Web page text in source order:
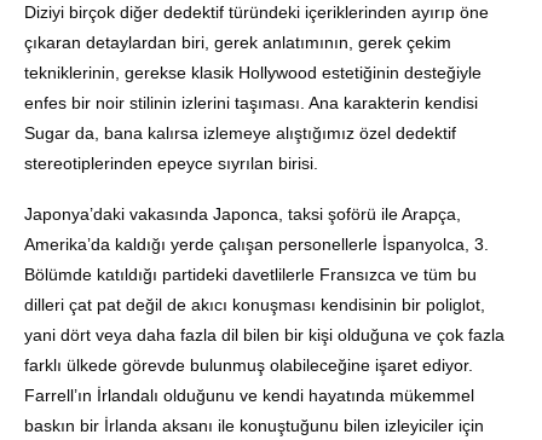
Diziyi birçok diğer dedektif türündeki içeriklerinden ayırıp öne
çıkaran detaylardan biri, gerek anlatımının, gerek çekim
tekniklerinin, gerekse klasik Hollywood estetiğinin desteğiyle
enfes bir noir stilinin izlerini taşıması. Ana karakterin kendisi
Sugar da, bana kalırsa izlemeye alıştığımız özel dedektif
stereotiplerinden epeyce sıyrılan birisi.
Japonya’daki vakasında Japonca, taksi şoförü ile Arapça,
Amerika’da kaldığı yerde çalışan personellerle İspanyolca, 3.
Bölümde katıldığı partideki davetlilerle Fransızca ve tüm bu
dilleri çat pat değil de akıcı konuşması kendisinin bir poliglot,
yani dört veya daha fazla dil bilen bir kişi olduğuna ve çok fazla
farklı ülkede görevde bulunmuş olabileceğine işaret ediyor.
Farrell’ın İrlandalı olduğunu ve kendi hayatında mükemmel
baskın bir İrlanda aksanı ile konuştuğunu bilen izleyiciler için